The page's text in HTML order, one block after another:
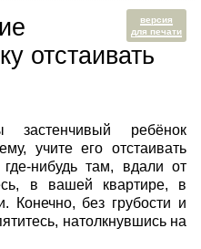
версия
для печати
отстаивать
ребёнок
учите его отстаивать
нибудь там, вдали от
в вашей квартире, в
Конечно, без грубости и
натолкнувшись на